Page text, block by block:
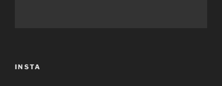
INSTA